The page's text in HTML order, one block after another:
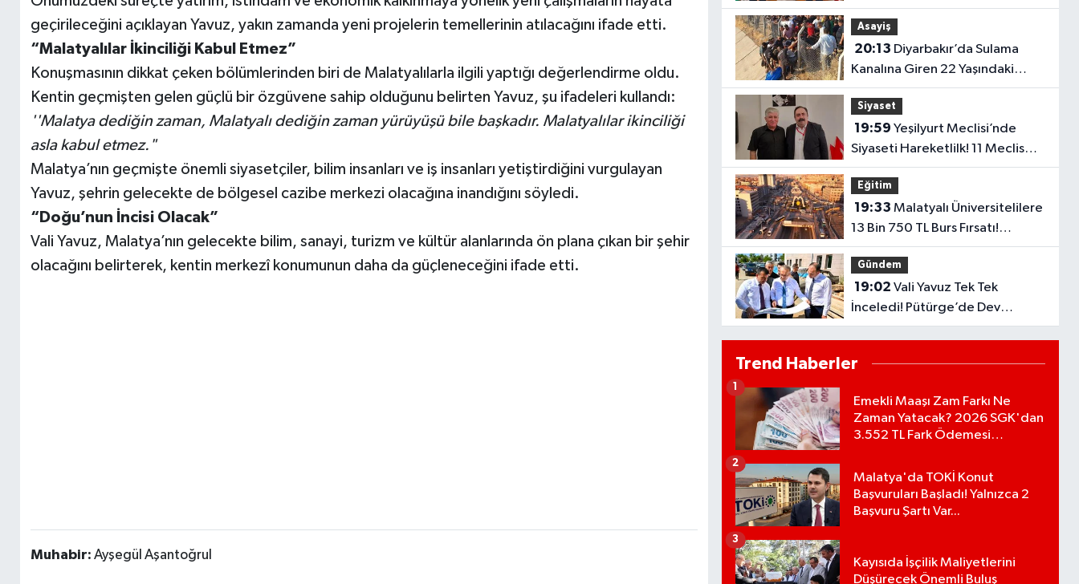
geçirileceğini açıklayan Yavuz, yakın zamanda yeni projelerin temellerinin atılacağını ifade etti.
“Malatyalılar İkinciliği Kabul Etmez”
Konuşmasının dikkat çeken bölümlerinden biri de Malatyalılarla ilgili yaptığı değerlendirme oldu.
Kentin geçmişten gelen güçlü bir özgüvene sahip olduğunu belirten Yavuz, şu ifadeleri kullandı:
''Malatya dediğin zaman, Malatyalı dediğin zaman yürüyüşü bile başkadır. Malatyalılar ikinciliği
asla kabul etmez."
Malatya’nın geçmişte önemli siyasetçiler, bilim insanları ve iş insanları yetiştirdiğini vurgulayan
Yavuz, şehrin gelecekte de bölgesel cazibe merkezi olacağına inandığını söyledi.
“Doğu’nun İncisi Olacak”
Vali Yavuz, Malatya’nın gelecekte bilim, sanayi, turizm ve kültür alanlarında ön plana çıkan bir şehir
olacağını belirterek, kentin merkezî konumunun daha da güçleneceğini ifade etti.
Muhabir: Ayşegül Aşantoğrul
Birliği Ziyareti!
Asayiş
20:13
Kanalına Giren 22 Yaşındaki
Genç Hayatını Kaybetti!
Siyaset
19:59
Siyaseti Hareketlilk! 11 Meclis
Üyesi Yeni Parti’ye Katıldı..
Eğitim
19:33
13 Bin 750 TL Burs Fırsatı!
Başvurular Başlıyor...
Gündem
19:02
İnceledi! Pütürge’de Dev
Yatırımlar Masada..
Trend Haberler
Emekli Maaşı Zam Farkı Ne
Zaman Yatacak? 2026 SGK'dan
3.552 TL Fark Ödemesi
1
Malatya'da TOKİ Konut
Başvuruları Başladı! Yalnızca 2
Başvuru Şartı Var...
2
Kayısıda İşçilik Maliyetlerini
Düşürecek Önemli Buluş
3